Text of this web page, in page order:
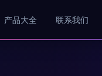
产品大全 联系我们